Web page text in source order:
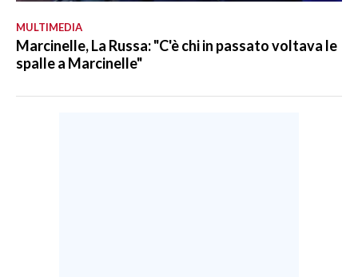
MULTIMEDIA
Marcinelle, La Russa: "C'è chi in passato voltava le
spalle a Marcinelle"